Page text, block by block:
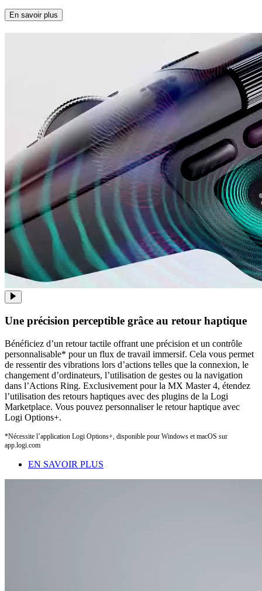
En savoir plus
Une précision perceptible grâce au retour haptique
Bénéficiez d’un retour tactile offrant une précision et un contrôle
personnalisable* pour un flux de travail immersif. Cela vous permet
de ressentir des vibrations lors d’actions telles que la connexion, le
changement d’ordinateurs, l’utilisation de gestes ou la navigation
dans l’Actions Ring. Exclusivement pour la MX Master 4, étendez
l’utilisation des retours haptiques avec des plugins de la Logi
Marketplace. Vous pouvez personnaliser le retour haptique avec
Logi Options+.
*Nécessite l’application Logi Options+, disponible pour Windows et macOS sur
app.logi.com
EN SAVOIR PLUS